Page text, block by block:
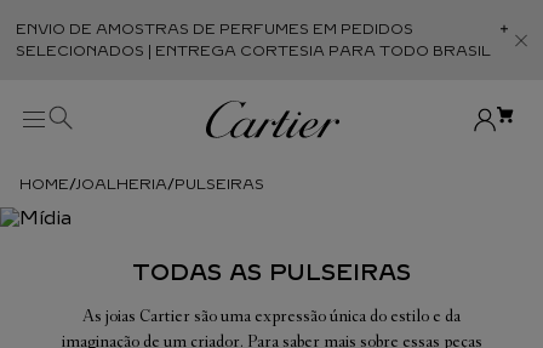
ENVIO DE AMOSTRAS DE PERFUMES EM PEDIDOS
SELECIONADOS | ENTREGA CORTESIA PARA TODO BRASIL
JOALHERIA PULSEIRAS
TODAS AS PULSEIRAS
As joias Cartier são uma expressão única do estilo e da
imaginação de um criador. Para saber mais sobre essas peças